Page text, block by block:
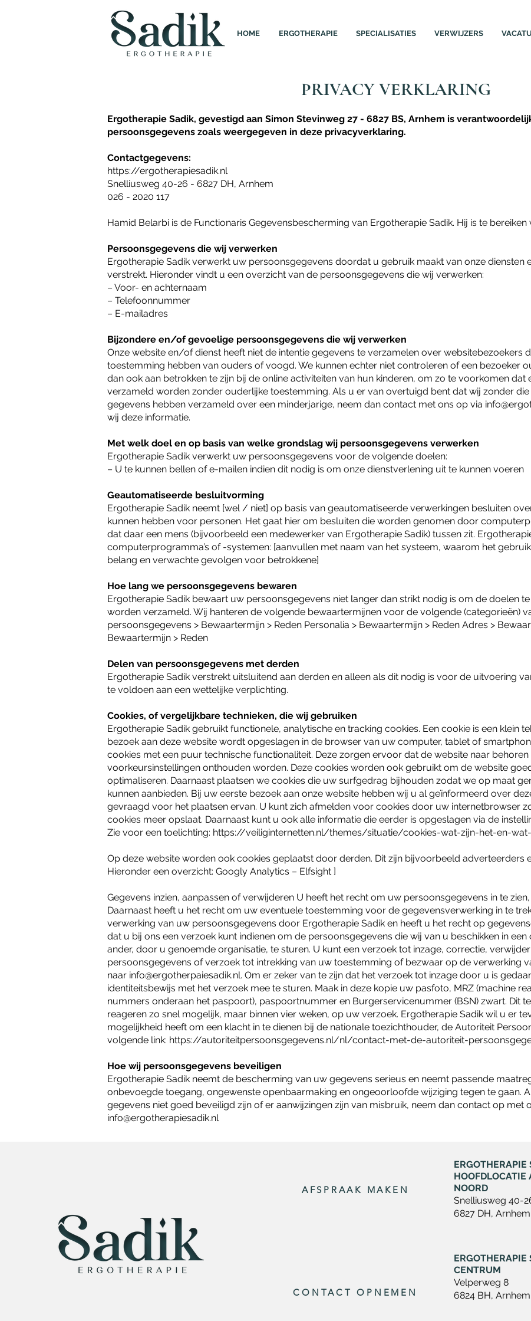
HOME ERGOTHERAPIE SPECIALISATIES VERWIJZERS
PRIVACY VERKLARING
Ergotherapie Sadik, gevestigd aan Simon Stevinweg 27 - 6827 BS, Arnhem is
persoonsgegevens zoals weergegeven in deze privacyverklaring.
Contactgegevens:
https://ergotherapiesadik.nl
Snelliusweg 40-26 - 6827 DH, Arnhem
026 - 2020 117
Hamid Belarbi is de Functionaris Gegevensbescherming van Ergotherapie Sadik. Hij is te bereiken
Persoonsgegevens die wij verwerken
Ergotherapie Sadik verwerkt uw persoonsgegevens doordat u gebruik maakt van onze diensten
verstrekt. Hieronder vindt u een overzicht van de persoonsgegevens die wij verwerken:
– Voor- en achternaam
– Telefoonnummer
– E-mailadres
Bijzondere en/of gevoelige persoonsgegevens die wij verwerken
Onze website en/of dienst heeft niet de intentie gegevens te verzamelen over websitebezoekers
toestemming hebben van ouders of voogd. We kunnen echter niet controleren of een bezoeker
dan ook aan betrokken te zijn bij de online activiteiten van hun kinderen, om zo te voorkomen dat
verzameld worden zonder ouderlijke toestemming. Als u er van overtuigd bent dat wij zonder
gegevens hebben verzameld over een minderjarige, neem dan contact met ons op via
wij deze informatie.
Met welk doel en op basis van welke grondslag wij persoonsgegevens verwerken
Ergotherapie Sadik verwerkt uw persoonsgegevens voor de volgende doelen:
– U te kunnen bellen of e-mailen indien dit nodig is om onze dienstverlening uit te kunnen voeren
Geautomatiseerde besluitvorming
Ergotherapie Sadik neemt [wel / niet] op basis van geautomatiseerde verwerkingen besluiten
kunnen hebben voor personen. Het gaat hier om besluiten die worden genomen door
dat daar een mens (bijvoorbeeld een medewerker van Ergotherapie Sadik) tussen zit.
computerprogramma’s of -systemen: [aanvullen met naam van het systeem, waarom het
belang en verwachte gevolgen voor betrokkene]
Hoe lang we persoonsgegevens bewaren
Ergotherapie Sadik bewaart uw persoonsgegevens niet langer dan strikt nodig is om de doelen
worden verzameld. Wij hanteren de volgende bewaartermijnen voor de volgende (categorieën)
persoonsgegevens > Bewaartermijn > Reden Personalia > Bewaartermijn > Reden Adres >
Bewaartermijn > Reden
Delen van persoonsgegevens met derden
Ergotherapie Sadik verstrekt uitsluitend aan derden en alleen als dit nodig is voor de uitvoering
te voldoen aan een wettelijke verplichting.
Cookies, of vergelijkbare technieken, die wij gebruiken
Ergotherapie Sadik gebruikt functionele, analytische en tracking cookies. Een cookie is een klein
bezoek aan deze website wordt opgeslagen in de browser van uw computer, tablet of
cookies met een puur technische functionaliteit. Deze zorgen ervoor dat de website naar
voorkeursinstellingen onthouden worden. Deze cookies worden ook gebruikt om de website
optimaliseren. Daarnaast plaatsen we cookies die uw surfgedrag bijhouden zodat we op maat
kunnen aanbieden. Bij uw eerste bezoek aan onze website hebben wij u al geïnformeerd over
gevraagd voor het plaatsen ervan. U kunt zich afmelden voor cookies door uw internetbrowser
cookies meer opslaat. Daarnaast kunt u ook alle informatie die eerder is opgeslagen via de
Zie voor een toelichting: https://veiliginternetten.nl/themes/situatie/cookies-wat-zijn-het-en-
Op deze website worden ook cookies geplaatst door derden. Dit zijn bijvoorbeeld adverteerders
Hieronder een overzicht: Googly Analytics – Elfsight ]
Gegevens inzien, aanpassen of verwijderen U heeft het recht om uw persoonsgegevens in te
Daarnaast heeft u het recht om uw eventuele toestemming voor de gegevensverwerking in te
verwerking van uw persoonsgegevens door Ergotherapie Sadik en heeft u het recht op
dat u bij ons een verzoek kunt indienen om de persoonsgegevens die wij van u beschikken in
ander, door u genoemde organisatie, te sturen. U kunt een verzoek tot inzage, correctie,
persoonsgegevens of verzoek tot intrekking van uw toestemming of bezwaar op de verwerking
naar info@ergotherpaiesadik.nl. Om er zeker van te zijn dat het verzoek tot inzage door u is
identiteitsbewijs met het verzoek mee te sturen. Maak in deze kopie uw pasfoto, MRZ (machine
nummers onderaan het paspoort), paspoortnummer en Burgerservicenummer (BSN) zwart. Dit
reageren zo snel mogelijk, maar binnen vier weken, op uw verzoek. Ergotherapie Sadik wil u er
mogelijkheid heeft om een klacht in te dienen bij de nationale toezichthouder, de Autoriteit
volgende link: https://autoriteitpersoonsgegevens.nl/nl/contact-met-de-autoriteit-
Hoe wij persoonsgegevens beveiligen
Ergotherapie Sadik neemt de bescherming van uw gegevens serieus en neemt passende
onbevoegde toegang, ongewenste openbaarmaking en ongeoorloofde wijziging tegen te gaan.
gegevens niet goed beveiligd zijn of er aanwijzingen zijn van misbruik, neem dan contact op met
info@ergotherapiesadik.nl
AFSPRAAK MAKEN
CONTACT OPNEMEN
ERGOTHERAPIE
HOOFDLOCATIE
NOORD
Snelliusweg 40-
6827 DH, Arnhem
ERGOTHERAPIE
CENTRUM
Velperweg 8
6824 BH, Arnhem